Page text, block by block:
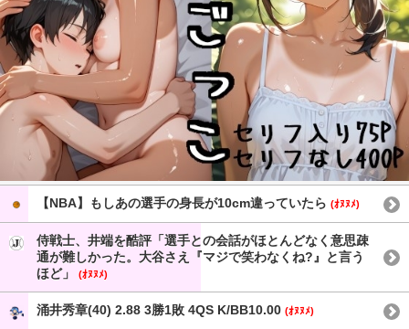
【NBA】もしあの選手の身長が10cm違っていたら (ｵﾇﾇﾒ)
侍戦士、井端を酷評「選手との会話がほとんどなく意思疎
通が難しかった。大谷さえ『マジで笑わなくね?』と言う
ほど」
(ｵﾇﾇﾒ)
涌井秀章(40) 2.88 3勝1敗 4QS K/BB10.00 (ｵﾇﾇﾒ)